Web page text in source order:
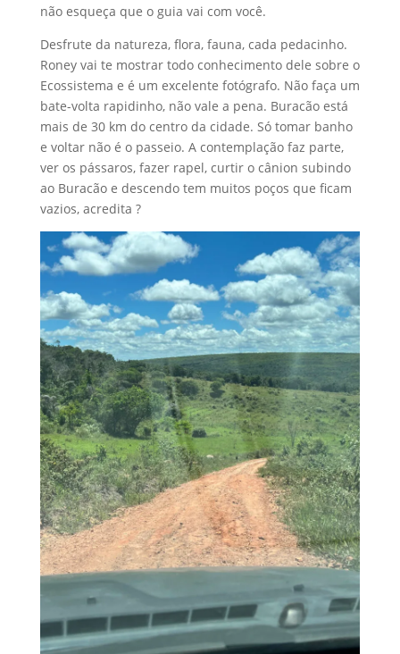
não esqueça que o guia vai com você.
Desfrute da natureza, flora, fauna, cada pedacinho.
Roney vai te mostrar todo conhecimento dele sobre o
Ecossistema e é um excelente fotógrafo. Não faça um
bate-volta rapidinho, não vale a pena. Buracão está
mais de 30 km do centro da cidade. Só tomar banho
e voltar não é o passeio. A contemplação faz parte,
ver os pássaros, fazer rapel, curtir o cânion subindo
ao Buracão e descendo tem muitos poços que ficam
vazios, acredita ?